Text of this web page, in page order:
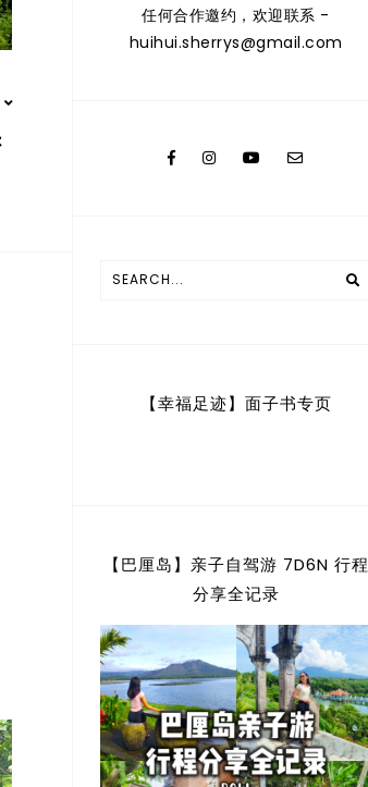
任何合作邀约，欢迎联系 -
huihui.sherrys@gmail.com
【幸福足迹】面子书专页
【巴厘岛】亲子自驾游 7D6N 行程
分享全记录